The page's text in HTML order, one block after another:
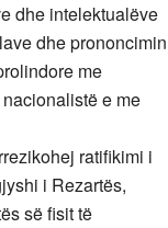
dhe intelektualëve
dhe prononcimin
me
e me
ratifikimi i
i Rezartës,
së fisit të